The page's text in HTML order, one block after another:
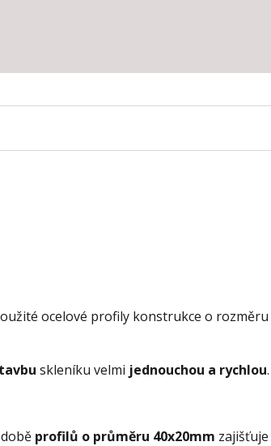
ocelové profily konstrukce o rozměru
skleníku velmi jednouchou a rychlou
profilů o průměru 40x20mm zajišťuje